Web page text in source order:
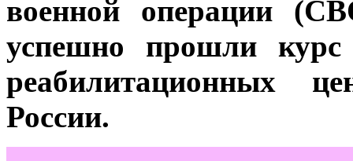
военной операции
успешно прошли курс
реабилитационных
России.